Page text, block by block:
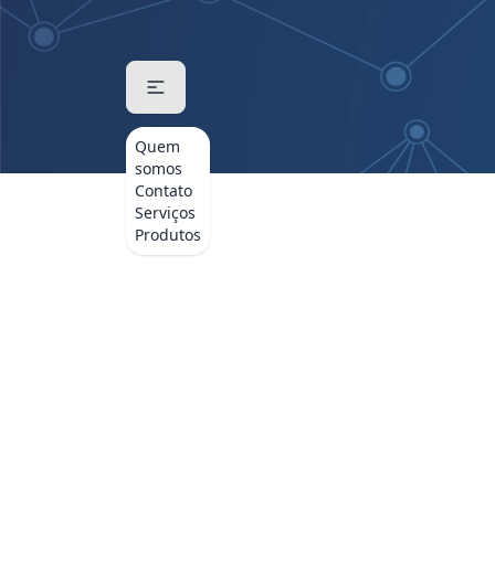
Quem
somos
Contato
Serviços
Produtos